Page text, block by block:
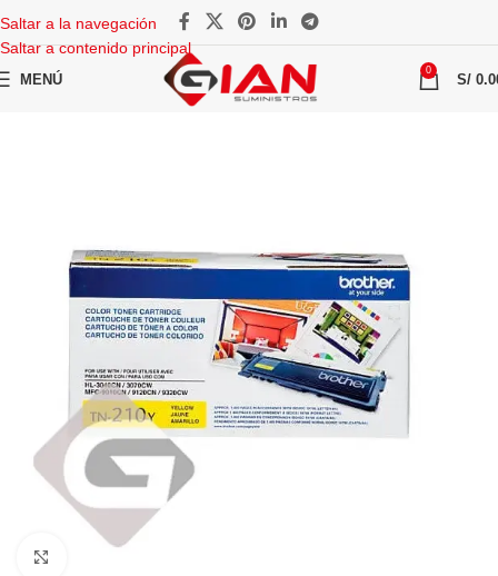
Saltar a la navegación
Saltar a contenido principal
MENÚ
0
S/